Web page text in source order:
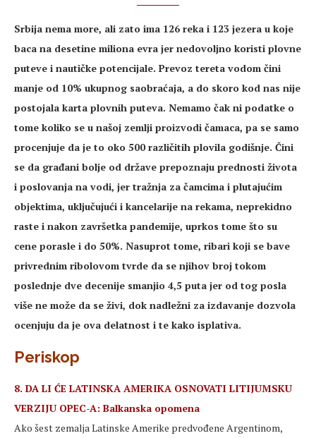
Srbija nema more, ali zato ima 126 reka i 123 jezera u koje
baca na desetine miliona evra jer nedovoljno koristi plovne
puteve i nautičke potencijale. Prevoz tereta vodom čini
manje od 10% ukupnog saobraćaja, a do skoro kod nas nije
postojala karta plovnih puteva. Nemamo čak ni podatke o
tome koliko se u našoj zemlji proizvodi čamaca, pa se samo
procenjuje da je to oko 500 različitih plovila godišnje. Čini
se da građani bolje od države prepoznaju prednosti života
i poslovanja na vodi, jer tražnja za čamcima i plutajućim
objektima, uključujući i kancelarije na rekama, neprekidno
raste i nakon završetka pandemije, uprkos tome što su
cene porasle i do 50%. Nasuprot tome, ribari koji se bave
privrednim ribolovom tvrde da se njihov broj tokom
poslednje dve decenije smanjio 4,5 puta jer od tog posla
više ne može da se živi, dok nadležni za izdavanje dozvola
ocenjuju da je ova delatnost i te kako isplativa.
Periskop
8. DA LI ĆE LATINSKA AMERIKA OSNOVATI LITIJUMSKU
VERZIJU OPEC-A: Balkanska opomena
Ako šest zemalja Latinske Amerike predvođene Argentinom,